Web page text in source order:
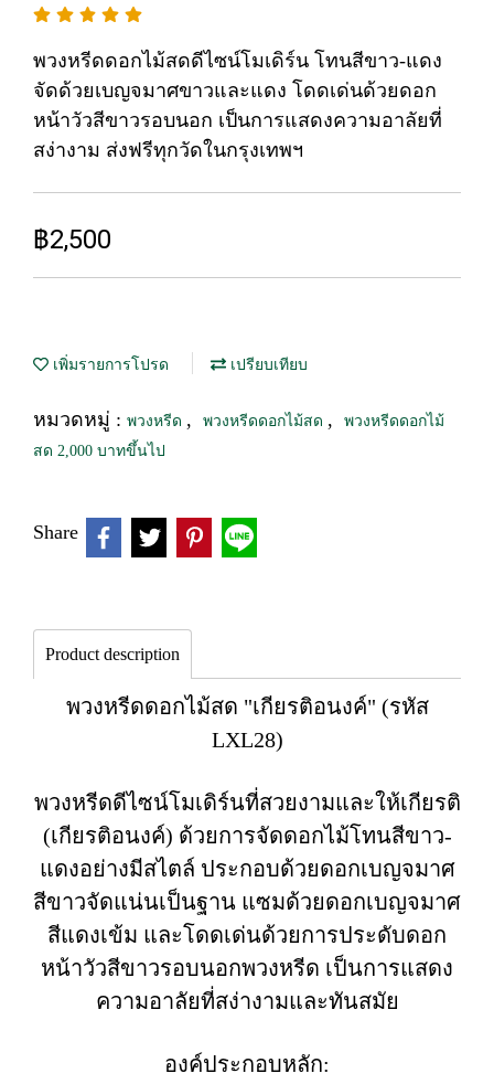
พวงหรีดดอกไม้สดดีไซน์โมเดิร์น โทนสีขาว-แดง
จัดด้วยเบญจมาศขาวและแดง โดดเด่นด้วยดอก
หน้าวัวสีขาวรอบนอก เป็นการแสดงความอาลัยที่
สง่างาม ส่งฟรีทุกวัดในกรุงเทพฯ
฿2,500
เพิ่มรายการโปรด เปรียบเทียบ
หมวดหมู่ : พวงหรีด , พวงหรีดดอกไม้สด ,
พวงหรีดดอกไม้
สด 2,000 บาทขึ้นไป
Share
Product description
พวงหรีดดอกไม้สด "เกียรติอนงค์" (รหัส
LXL28)
พวงหรีดดีไซน์โมเดิร์นที่สวยงามและให้เกียรติ
(เกียรติอนงค์) ด้วยการจัดดอกไม้โทนสีขาว-
แดงอย่างมีสไตล์ ประกอบด้วยดอกเบญจมาศ
สีขาวจัดแน่นเป็นฐาน แซมด้วยดอกเบญจมาศ
สีแดงเข้ม และโดดเด่นด้วยการประดับดอก
หน้าวัวสีขาวรอบนอกพวงหรีด เป็นการแสดง
ความอาลัยที่สง่างามและทันสมัย
องค์ประกอบหลัก: